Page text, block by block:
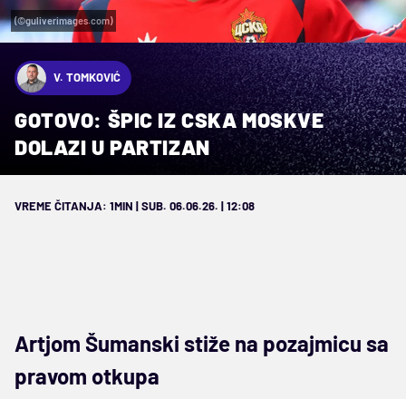
(©guliverimages.com)
V. TOMKOVIĆ
GOTOVO: ŠPIC IZ CSKA MOSKVE
DOLAZI U PARTIZAN
VREME ČITANJA: 1MIN | SUB. 06.06.26. | 12:08
Artjom Šumanski stiže na pozajmicu sa
pravom otkupa